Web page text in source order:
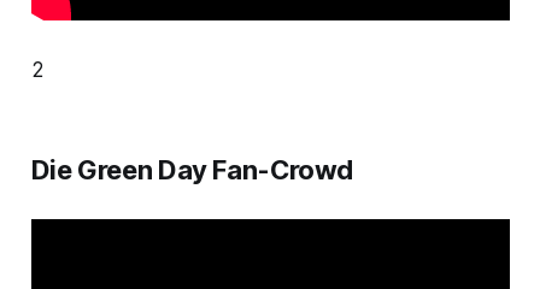
2
Die Green Day Fan-Crowd